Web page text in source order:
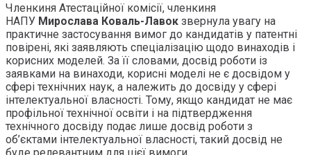
Членкиня Атестаційної комісії, членкиня
НАПУ Мирослава Коваль-Лавок звернула увагу на
практичне застосування вимог до кандидатів у патентні
повірені, які заявляють спеціалізацію щодо винаходів і
корисних моделей. За її словами, досвід роботи із
заявками на винаходи, корисні моделі не є досвідом у
сфері технічних наук, а належить до досвіду у сфері
інтелектуальної власності. Тому, якщо кандидат не має
профільної технічної освіти і на підтвердження
технічного досвіду подає лише досвід роботи з
об’єктами інтелектуальної власності, такий досвід не